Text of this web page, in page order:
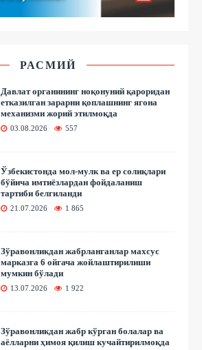
РАСМИЙ
Давлат органининг ноқонуний қароридан
етказилган зарарни қоплашнинг ягона
механизми жорий этилмоқда
03.08.2026 557
Ўзбекистонда мол-мулк ва ер солиқлари
бўйича имтиёзлардан фойдаланиш
тартиби белгиланди
21.07.2026 1 865
Зўравонликдан жабрланганлар махсус
марказга 6 ойгача жойлаштирилиши
мумкин бўлади
13.07.2026 1 922
Зўравонликдан жабр кўрган болалар ва
аёлларни ҳимоя қилиш кучайтирилмоқда